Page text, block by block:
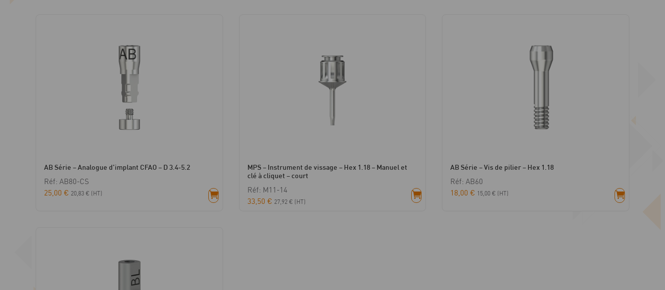
AB Série – Analogue d’implant CFAO – D 3.4-5.2
Réf: AB80-CS
25,00 € 20,83 € (HT)
MPS – Instrument de vissage – Hex 1.18 – Manuel et
clé à cliquet – court
Réf: M11-14
33,50 € 27,92 € (HT)
AB Série – Vis de pilier – Hex 1.18
Réf: AB60
18,00€ 15,00€ (HT)